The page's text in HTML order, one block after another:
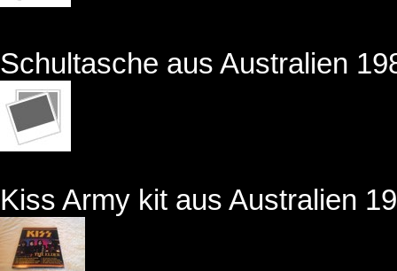
Schultasche aus Australien
Kiss Army kit aus Australien